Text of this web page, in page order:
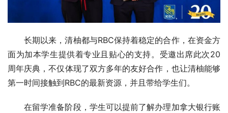
长期以来，清柚都与RBC保持着稳定的合作，在资金方
面为加本学生提供着专业且贴心的支持。受邀出席此次20
周年庆典，不仅体现了双方多年的友好合作，也让清柚能够
第一时间接触到RBC的最新资源，并且带给学生们。
在留学准备阶段，学生可以提前了解办理加拿大银行账